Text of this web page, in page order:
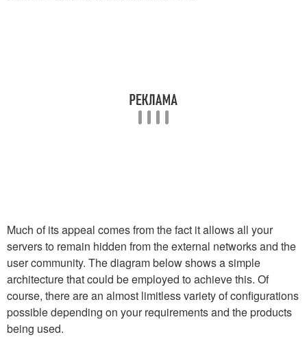
Much of its appeal comes from the fact it allows all your
servers to remain hidden from the external networks and the
user community. The diagram below shows a simple
architecture that could be employed to achieve this. Of
course, there are an almost limitless variety of configurations
possible depending on your requirements and the products
being used.